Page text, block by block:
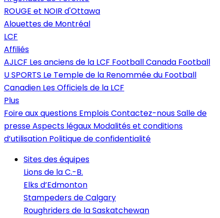
ROUGE et NOIR d'Ottawa
Alouettes de Montréal
LCF
Affiliés
AJLCFLes anciens de la LCFFootball CanadaFootball
U SPORTSLe Temple de la Renommée du Football
CanadienLes Officiels de la LCF
Plus
Foire aux questionsEmploisContactez-nousSalle de
presseAspects légauxModalités et conditions
d’utilisationPolitique de confidentialité
Sites des équipes
Lions de la C.-B.
Elks d’Edmonton
Stampeders de Calgary
Roughriders de la Saskatchewan